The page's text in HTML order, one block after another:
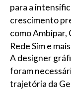
para a
crescimento
como Ambipar,
Rede Sim e
A designer
foram
trajetória da